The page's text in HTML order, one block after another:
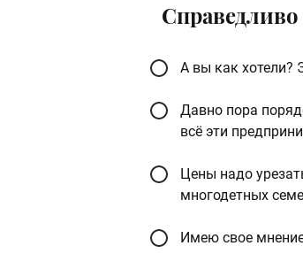
Справедливо
А вы как хотели?
Давно пора
всё эти
Цены надо
многодетных
Имею свое